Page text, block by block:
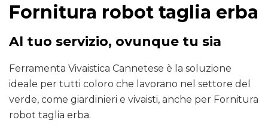
Fornitura robot taglia erba
Al tuo servizio, ovunque tu sia
Ferramenta Vivaistica Cannetese è la soluzione
ideale per tutti coloro che lavorano nel settore del
verde, come giardinieri e vivaisti, anche per Fornitura
robot taglia erba.